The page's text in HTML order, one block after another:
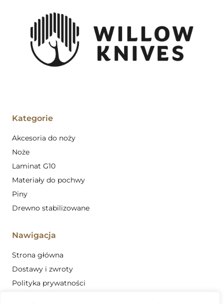
Kategorie
Akcesoria do noży
Noże
Laminat G10
Materiały do pochwy
Piny
Drewno stabilizowane
Nawigacja
Strona główna
Dostawy i zwroty
Polityka prywatności